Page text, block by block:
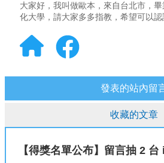
大家好，我叫做歐本，來自台北市，
化大學，請大家多多指教，希望可以認
發表的站內留
收藏的文章
【得獎名單公布】留言抽 2